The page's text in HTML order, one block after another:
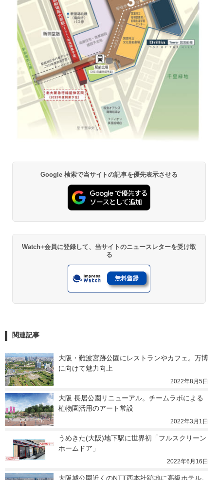
Google 検索で当サイトの記事を優先表示させる
Watch+会員に登録して、当サイトのニュースレターを受け取
る
関連記事
大阪・難波宮跡公園にレストランやカフェ。万博
に向けて魅力向上
2022年8月5日
大阪 長居公園リニューアル。チームラボによる
植物園活用のアート常設
2022年3月1日
うめきた(大阪)地下駅に世界初「フルスクリーン
ホームドア」
2022年6月16日
大阪城公園近くのNTT西本社跡地に高級ホテル。